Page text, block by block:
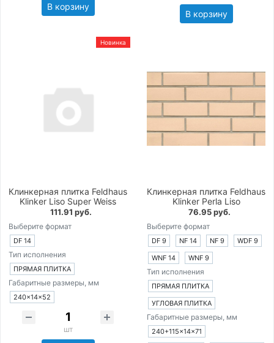
В корзину
В корзину
Новинка
Клинкерная плитка Feldhaus
Klinker Liso Super Weiss
111.91 руб.
Выберите формат
DF 14
Тип исполнения
ПРЯМАЯ ПЛИТКА
Габаритные размеры, мм
240×14×52
шт
Клинкерная плитка Feldhaus
Klinker Perla Liso
76.95 руб.
Выберите формат
DF 9 NF 14 NF 9
WDF 9
WNF 14
WNF 9
Тип исполнения
ПРЯМАЯ ПЛИТКА
УГЛОВАЯ ПЛИТКА
Габаритные размеры, мм
240+115×14×71